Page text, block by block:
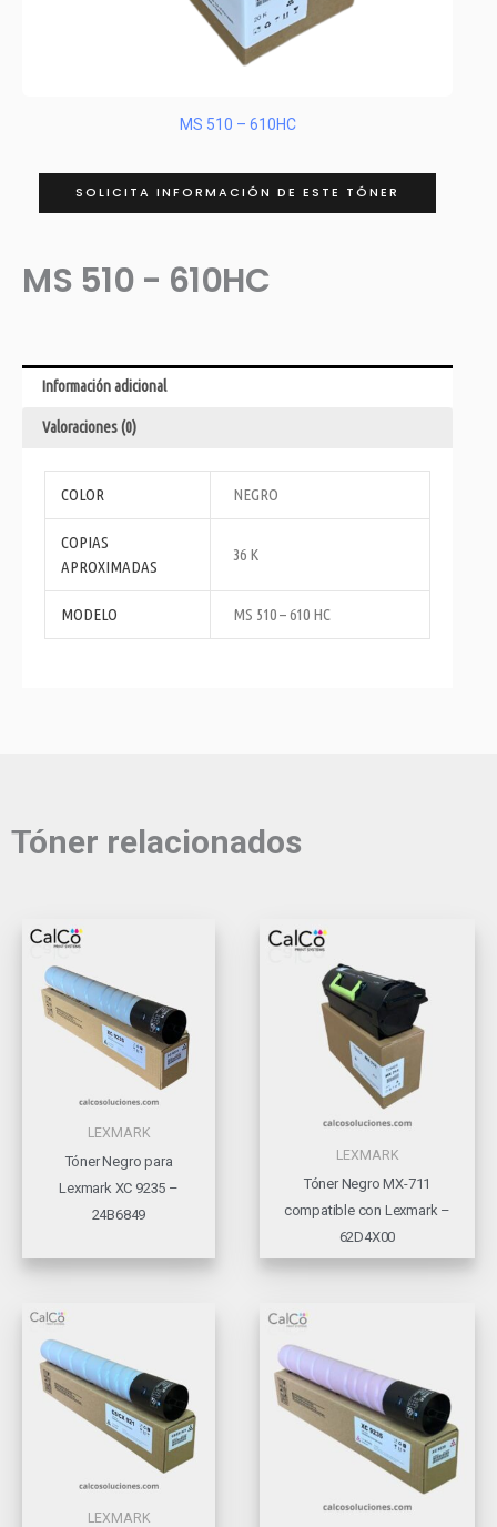
MS 510 – 610HC
SOLICITA INFORMACIÓN DE ESTE TÓNER
MS 510 - 610HC
Información adicional
Valoraciones (0)
COLOR NEGRO
COPIAS
APROXIMADAS
36 K
MODELO MS 510 – 610 HC
Tóner relacionados
LEXMARK
Tóner Negro para
Lexmark XC 9235 –
24B6849
LEXMARK
Tóner Negro MX-711
compatible con Lexmark –
62D4X00
LEXMARK